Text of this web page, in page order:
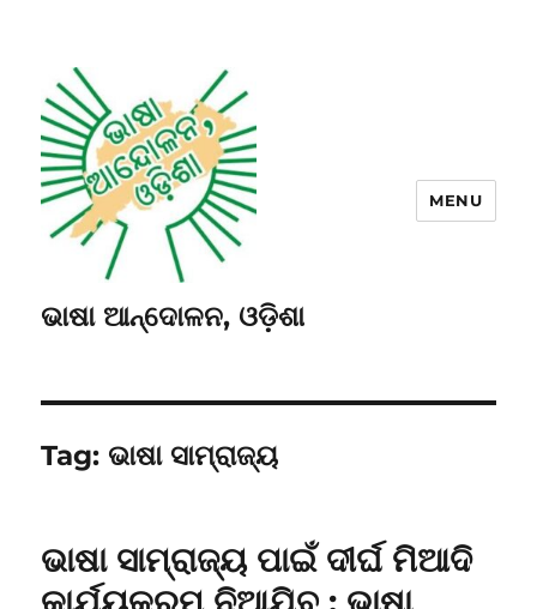
ଭାଷା ଆନ୍ଦୋଳନ, ଓଡ଼ିଶା
MENU
Tag: ଭାଷା ସାମ୍ରାଜ୍ୟ
ଭାଷା ସାମ୍ରାଜ୍ୟ ପାଇଁ ଦୀର୍ଘ ମିଆଦି